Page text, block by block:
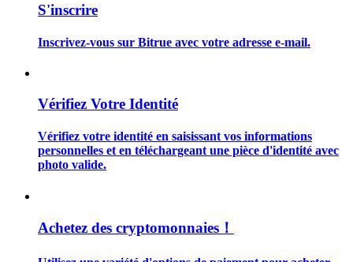
S'inscrire
Inscrivez-vous sur Bitrue avec votre adresse e-mail.
Vérifiez Votre Identité
Vérifiez votre identité en saisissant vos informations
personnelles et en téléchargeant une pièce d'identité avec
photo valide.
Achetez des cryptomonnaies！